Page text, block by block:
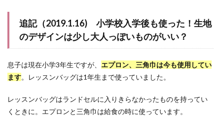
追記（2019.1.16) 小学校入学後も使った！生地
のデザインは少し大人っぽいものがいい？
息子は現在小学3年生ですが、 エプロン、三角巾は今も使用してい
ます。レッスンバッグは1年生まで使っていました。
レッスンバッグはランドセルに入りきらなかったものを持ってい
くときに。エプロンと三角巾は給食の時に使っています。